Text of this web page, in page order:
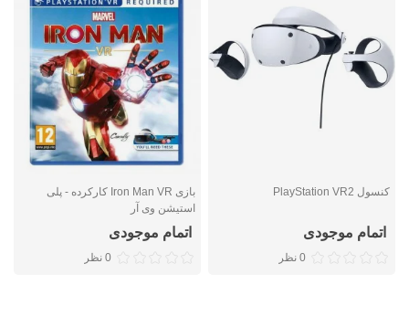
کنسول PlayStation VR2
اتمام موجودی
0 نظر
بازی Iron Man VR کارکرده - پلی
استیشن وی آر
اتمام موجودی
0 نظر